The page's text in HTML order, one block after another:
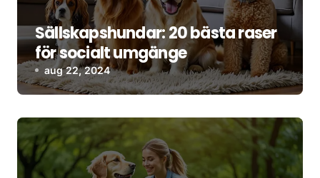
Sällskapshundar: 20 bästa raser
för socialt umgänge
aug 22, 2024